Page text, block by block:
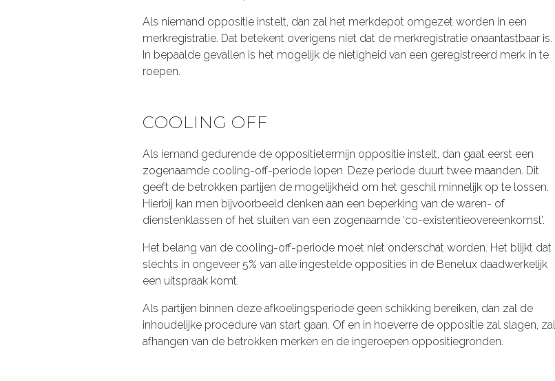
Als niemand oppositie instelt, dan zal het merkdepot omgezet worden in een
merkregistratie. Dat betekent overigens niet dat de merkregistratie onaantastbaar is.
In bepaalde gevallen is het mogelijk de nietigheid van een geregistreerd merk in te
roepen.
COOLING OFF
Als iemand gedurende de oppositietermijn oppositie instelt, dan gaat eerst een
zogenaamde cooling-off-periode lopen. Deze periode duurt twee maanden. Dit
geeft de betrokken partijen de mogelijkheid om het geschil minnelijk op te lossen.
Hierbij kan men bijvoorbeeld denken aan een beperking van de waren- of
dienstenklassen of het sluiten van een zogenaamde ‘co-existentieovereenkomst’.
Het belang van de cooling-off-periode moet niet onderschat worden. Het blijkt dat
slechts in ongeveer 5% van alle ingestelde opposities in de Benelux daadwerkelijk
een uitspraak komt.
Als partijen binnen deze afkoelingsperiode geen schikking bereiken, dan zal de
inhoudelijke procedure van start gaan. Of en in hoeverre de oppositie zal slagen, zal
afhangen van de betrokken merken en de ingeroepen oppositiegronden.